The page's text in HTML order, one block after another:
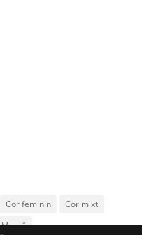
Cor feminin
Cor mixt
Mamă